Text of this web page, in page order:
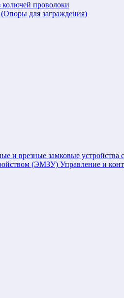
колючей проволоки
для заграждения)
и врезные замковые
Управление и